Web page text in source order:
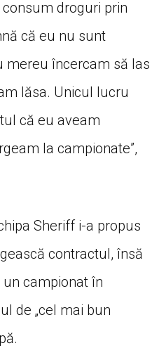
droguri prin
că eu nu sunt
mereu încercam să las
lăsa. Unicul lucru
că eu aveam
la campionate”,
Sheriff i-a propus
contractul, însă
campionat în
de „cel mai bun